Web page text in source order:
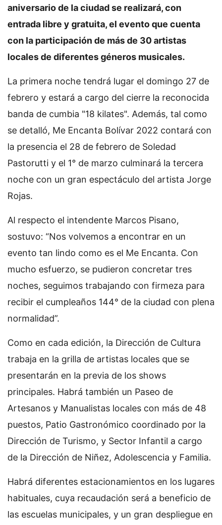
aniversario de la ciudad se realizará, con
entrada libre y gratuita, el evento que cuenta
con la participación de más de 30 artistas
locales de diferentes géneros musicales.
La primera noche tendrá lugar el domingo 27 de
febrero y estará a cargo del cierre la reconocida
banda de cumbia "18 kilates". Además, tal como
se detalló, Me Encanta Bolívar 2022 contará con
la presencia el 28 de febrero de Soledad
Pastorutti y el 1° de marzo culminará la tercera
noche con un gran espectáculo del artista Jorge
Rojas.
Al respecto el intendente Marcos Pisano,
sostuvo: “Nos volvemos a encontrar en un
evento tan lindo como es el Me Encanta. Con
mucho esfuerzo, se pudieron concretar tres
noches, seguimos trabajando con firmeza para
recibir el cumpleaños 144° de la ciudad con plena
normalidad”.
Como en cada edición, la Dirección de Cultura
trabaja en la grilla de artistas locales que se
presentarán en la previa de los shows
principales. Habrá también un Paseo de
Artesanos y Manualistas locales con más de 48
puestos, Patio Gastronómico coordinado por la
Dirección de Turismo, y Sector Infantil a cargo
de la Dirección de Niñez, Adolescencia y Familia.
Habrá diferentes estacionamientos en los lugares
habituales, cuya recaudación será a beneficio de
las escuelas municipales, y un gran despliegue en